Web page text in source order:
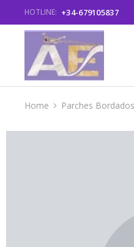
HOTLINE: +34-679105837
You are here:
Home Parches